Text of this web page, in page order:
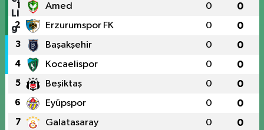
1 Amed 0 0
2 Erzurumspor FK 0 0
3 Başakşehir 0 0
4 Kocaelispor 0 0
5 Beşiktaş 0 0
6 Eyüpspor 0 0
7 Galatasaray 0 0